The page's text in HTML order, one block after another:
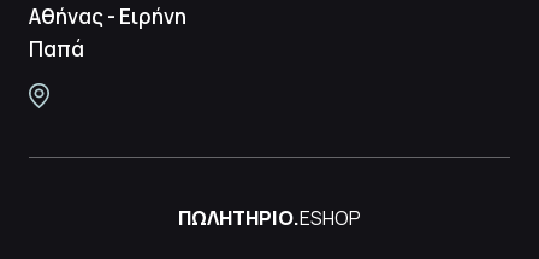
Αθήνας - Ειρήνη
Παπά
ΠΩΛΗΤΗΡΙΟ.ESHOP